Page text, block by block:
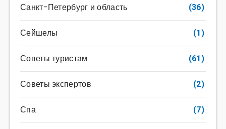
Санкт-Петербург и область (36)
Сейшелы (1)
Советы туристам (61)
Советы экспертов (2)
Спа (7)